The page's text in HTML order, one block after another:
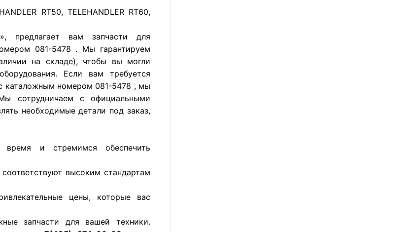
RT50, TELEHANDLER RT60,
предлагает вам запчасти для
081-5478 . Мы гарантируем
на складе), чтобы вы могли
Если вам требуется
с каталожным номером 081-5478 , мы
сотрудничаем с официальными
необходимые детали под заказ,
и стремимся обеспечить
высоким стандартам
цены, которые вас
запчасти для вашей техники.